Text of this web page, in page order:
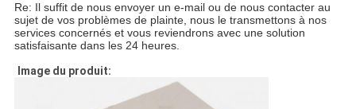
Re: Il suffit de nous envoyer un e-mail ou de nous contacter au
sujet de vos problèmes de plainte, nous le transmettons à nos
services concernés et vous reviendrons avec une solution
satisfaisante dans les 24 heures.
Image du produit: